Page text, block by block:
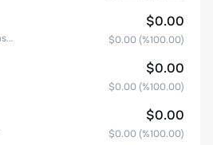
Alphabet Inc. Class C Capital Stock
$0.00
$0.00 (%100.00)
$0.00
$0.00 (%100.00)
$0.00
$0.00 (%100.00)